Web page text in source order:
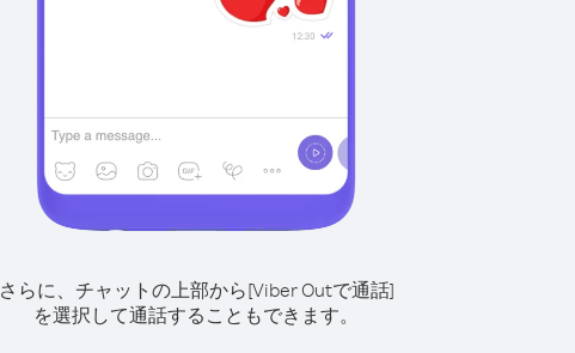
さらに、チャットの上部から[Viber Outで通話]
を選択して通話することもできます。